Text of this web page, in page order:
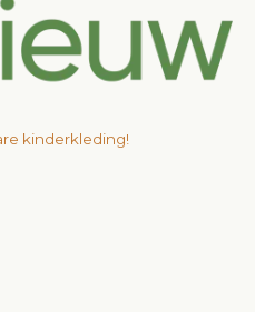
kinderkleding!